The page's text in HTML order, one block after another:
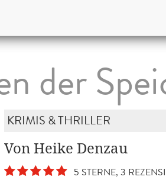
der
KRIMIS & THRILLER
Von Heike Denzau
5 STERNE, 3